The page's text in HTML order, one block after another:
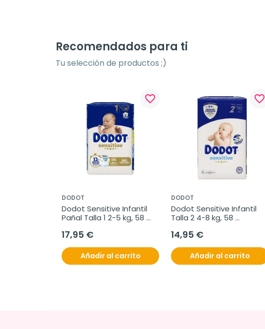
Recomendados para ti
Tu selección de productos ;)
favorite_border
DODOT
Dodot Sensitive Infantil
Pañal Talla 1 2-5 kg, 58
17,95 €
Añadir al carrito
favorite_border
DODOT
Dodot Sensitive Infantil
Talla 2 4-8 kg, 58
14,95 €
Añadir al carrito